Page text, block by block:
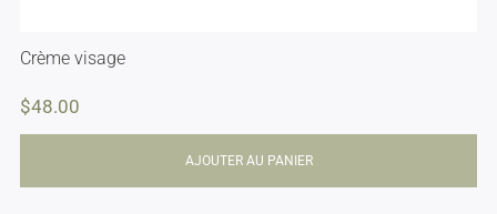
Crème visage
$48.00
AJOUTER AU PANIER